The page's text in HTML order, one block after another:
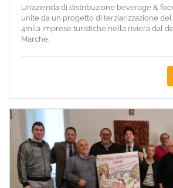
Un’azienda di distribuzione beverage &
unite da un progetto di terziarizzazione
4mila imprese turistiche nella riviera dal
Marche.